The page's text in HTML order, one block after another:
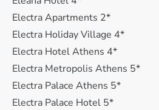
Electra Apartments 2*
Electra Holiday Village 4*
Electra Hotel Athens 4*
Electra Metropolis Athens 5*
Electra Palace Athens 5*
Electra Palace Hotel 5*